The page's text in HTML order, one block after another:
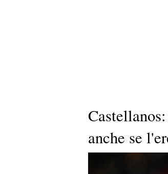
anche se